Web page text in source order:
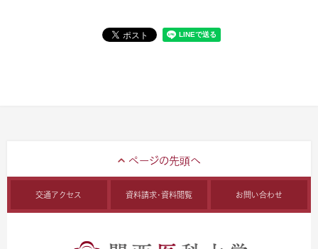
交通アクセス 資料請求・資料閲覧 お問い合わせ